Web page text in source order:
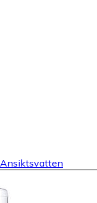
Ansiktsvatten